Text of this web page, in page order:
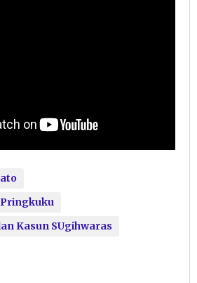
Kasun SUgihwaras